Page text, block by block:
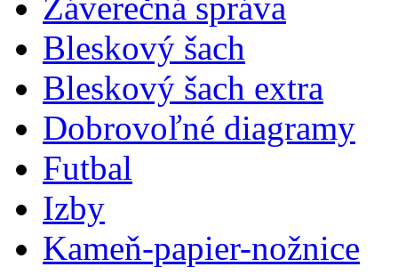
Záverečná správa
Bleskový šach
Bleskový šach extra
Dobrovoľné diagramy
Futbal
Izby
Kameň-papier-nožnice